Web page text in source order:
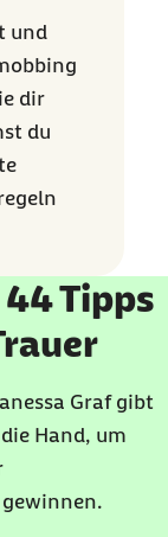
und
dir
du
Tipps
Graf gibt
Hand, um